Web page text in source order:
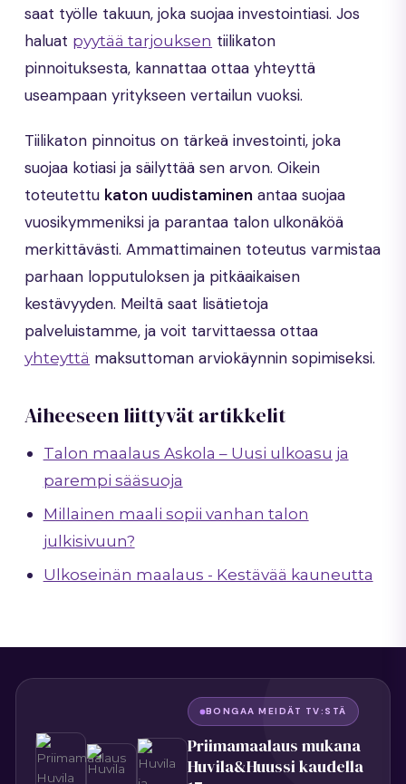
saat työlle takuun, joka suojaa investointiasi. Jos
haluat pyytää tarjouksen tiilikaton
pinnoituksesta, kannattaa ottaa yhteyttä
useampaan yritykseen vertailun vuoksi.
Tiilikaton pinnoitus on tärkeä investointi, joka
suojaa kotiasi ja säilyttää sen arvon. Oikein
toteutettu katon uudistaminen antaa suojaa
vuosikymmeniksi ja parantaa talon ulkonäköä
merkittävästi. Ammattimainen toteutus varmistaa
parhaan lopputuloksen ja pitkäaikaisen
kestävyyden. Meiltä saat lisätietoja
palveluistamme, ja voit tarvittaessa ottaa
yhteyttä maksuttoman arviokäynnin sopimiseksi.
Aiheeseen liittyvät artikkelit
Talon maalaus Askola – Uusi ulkoasu ja
parempi sääsuoja
Millainen maali sopii vanhan talon
julkisivuun?
Ulkoseinän maalaus - Kestävää kauneutta
BONGAA MEIDÄT TV:STÄ
Priimamaalaus mukana
Huvila&Huussi kaudella